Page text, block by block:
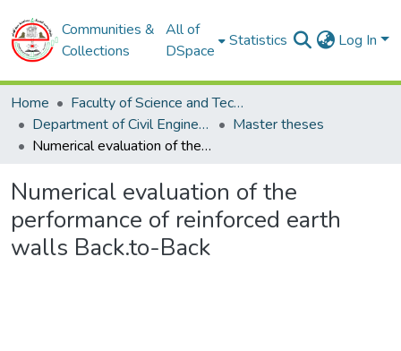
Communities &
Collections
All of
DSpace
Statistics Log In
Home
Faculty of Science and Technology
Department of Civil Engineering
Master theses
Numerical evaluation of the performance of reinforced earth walls Back.to-Back
Numerical evaluation of the
performance of reinforced earth
walls Back.to-Back